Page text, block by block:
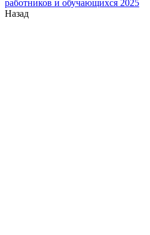
работников и обучающихся 2025
Назад